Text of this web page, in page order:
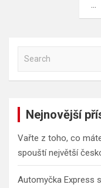
…
a
Nejnovější
Vařte z toho, co
spouští největší
Automyčka Express